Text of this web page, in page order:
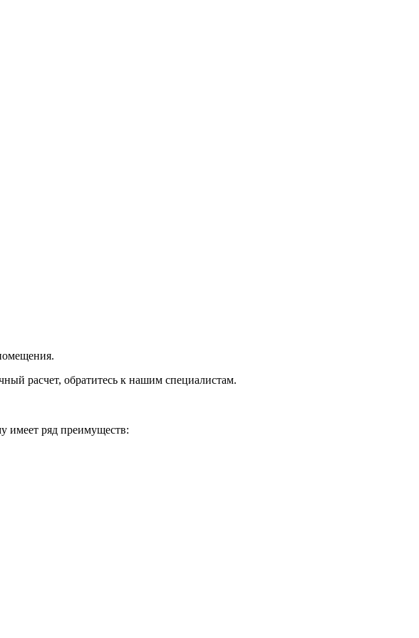
расчет, обратитесь к нашим специалистам.
имеет ряд преимуществ: